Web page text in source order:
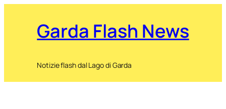
Garda Flash News
Notizie flash dal Lago di Garda